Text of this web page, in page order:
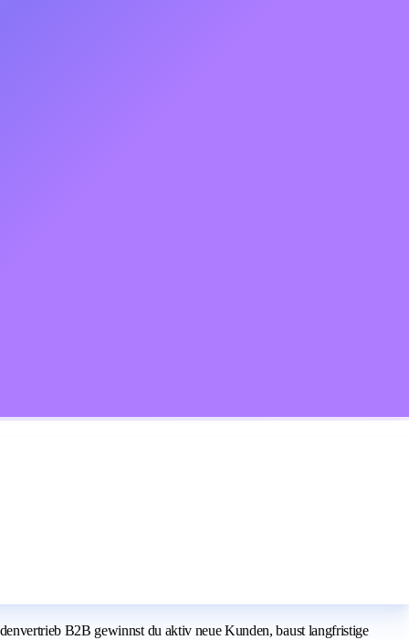
B2B gewinnst du aktiv neue Kunden, baust langfristige